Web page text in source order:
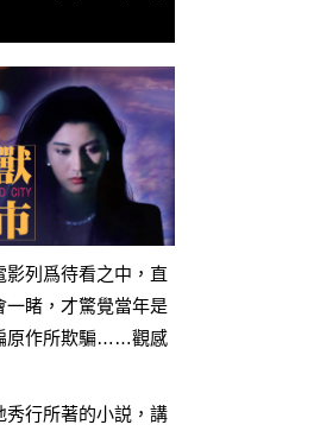
影列爲待看之中，直
一睹，才驚覺當年是
原作所欺騙……觀感
秀行所著的小説，講